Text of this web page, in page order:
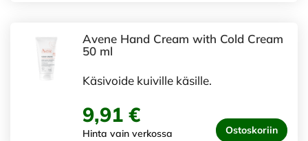
Avene Hand Cream with Cold Cream
50 ml
Käsivoide kuiville käsille.
9,91 €
Hinta vain verkossa Ostoskoriin